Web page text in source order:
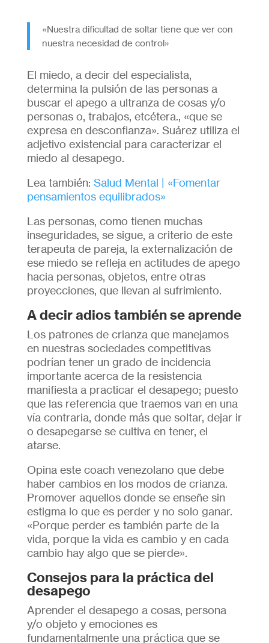
«Nuestra dificultad de soltar tiene que ver con
nuestra necesidad de control»
El miedo, a decir del especialista,
determina la pulsión de las personas a
buscar el apego a ultranza de cosas y/o
personas o, trabajos, etcétera., «que se
expresa en desconfianza». Suárez utiliza el
adjetivo existencial para caracterizar el
miedo al desapego.
Lea también: Salud Mental | «Fomentar
pensamientos equilibrados»
Las personas, como tienen muchas
inseguridades, se sigue, a criterio de este
terapeuta de pareja, la externalización de
ese miedo se refleja en actitudes de apego
hacia personas, objetos, entre otras
proyecciones, que llevan al sufrimiento.
A decir adios también se aprende
Los patrones de crianza que manejamos
en nuestras sociedades competitivas
podrían tener un grado de incidencia
importante acerca de la resistencia
manifiesta a practicar el desapego; puesto
que las referencia que traemos van en una
vía contraria, donde más que soltar, dejar ir
o desapegarse se cultiva en tener, el
atarse.
Opina este coach venezolano que debe
haber cambios en los modos de crianza.
Promover aquellos donde se enseñe sin
estigma lo que es perder y no solo ganar.
«Porque perder es también parte de la
vida, porque la vida es cambio y en cada
cambio hay algo que se pierde».
Consejos para la práctica del
desapego
Aprender el desapego a cosas, persona
y/o objeto y emociones es
fundamentalmente una práctica que se